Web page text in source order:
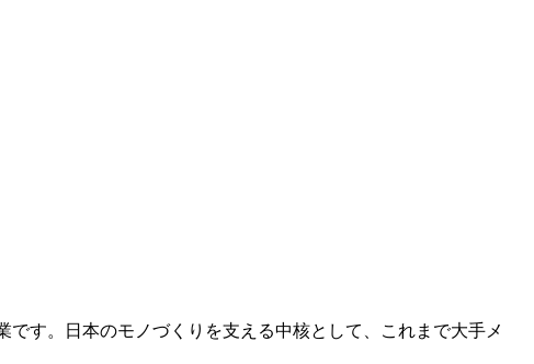
です。日本のモノづくりを支える中核として、これまで大手メ